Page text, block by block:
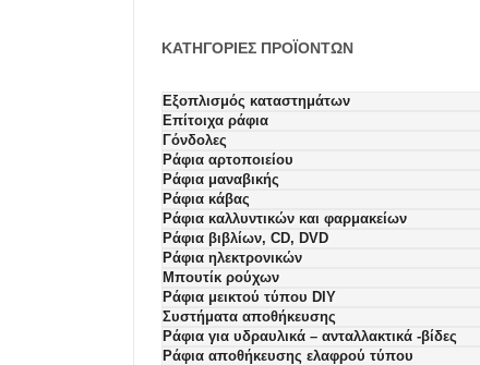
ΚΑΤΗΓΟΡΊΕΣ ΠΡΟΪΌΝΤΩΝ
Εξοπλισμός καταστημάτων
Επίτοιχα ράφια
Γόνδολες
Ράφια αρτοποιείου
Ράφια μαναβικής
Ράφια κάβας
Ράφια καλλυντικών και φαρμακείων
Ράφια βιβλίων, CD, DVD
Ράφια ηλεκτρονικών
Μπουτίκ ρούχων
Ράφια μεικτού τύπου DIY
Συστήματα αποθήκευσης
Ράφια για υδραυλικά – ανταλλακτικά -βίδες
Ράφια αποθήκευσης ελαφρού τύπου